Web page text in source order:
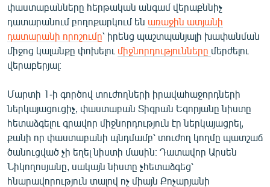
ՁԳՏԵԼՈՎ ԼԱՎԱԳՈՒՅՆԻՆ
ՓՈԴՔԱՍԹ
Հայերեն
Русский
ՀԵՏԵՎԵՔ ՄԵԶ
փաստաբանները հերթական անգամ վերաքննիչ
դատարանում բողոքարկում են առաջին ատյանի
դատարանի որոշումը՝ իրենց պաշտպանյալի խափանման
միջոց կալանքը փոխելու միջնորդությունները մերժելու
վերաբերյալ։
Մարտի 1-ի գործով տուժողների իրավահաջորդների
ներկայացուցիչ, փաստաբան Տիգրան Եգորյանը նիստը
հետաձգելու գրավոր միջնորդություն էր ներկայացրել,
քանի որ փաստաբանի պնդմամբ՝ տուժող կողմը պատշաճ
ծանուցված չի եղել նիստի մասին։ Դատավոր Արսեն
Նիկողոսյանը, սակայն նիստը չհետաձգեց՝
հնարավորություն տալով ոչ միայն Քոչարյանի